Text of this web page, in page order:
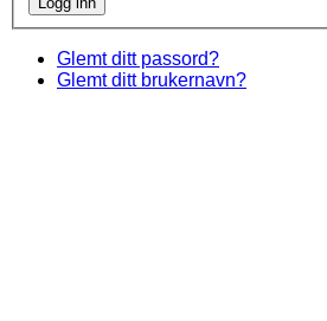
Glemt ditt passord?
Glemt ditt brukernavn?